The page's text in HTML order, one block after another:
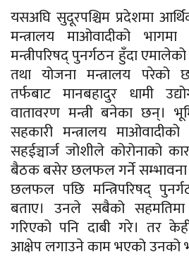
यसअघि सुदूरपश्चिम प्रदेशमा
मन्त्रालय माओवादीको
मन्त्रीपरिषद् पुनर्गठन हुँदा
तथा योजना मन्त्रालय परेको
तर्फबाट मानबहादुर धामी
वातावरण मन्त्री बनेका छन्।
सहकारी मन्त्रालय
सहईञ्चार्ज जोशीले कोरोनाको
बैठक बसेर छलफल गर्ने सम्भावना
छलफल पछि मन्त्रिपरिषद्
बताए। उनले सबैको सहमतिमा
गरिएको पनि दाबी गरे। तर
आक्षेप लगाउने काम भएको उनको